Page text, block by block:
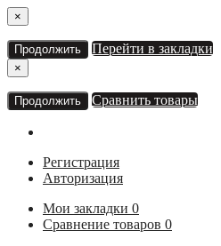
×
Продолжить Перейти в закладки
×
Продолжить Сравнить товары
Регистрация
Авторизация
Мои закладки 0
Сравнение товаров 0